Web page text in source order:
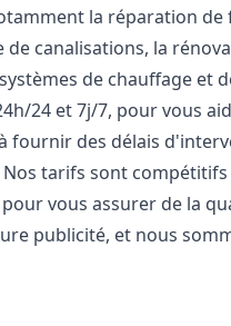
la réparation de
de canalisations, la
de chauffage et
24 et 7j/7, pour vous
fournir des délais
tarifs sont
vous assurer de la
publicité, et nous